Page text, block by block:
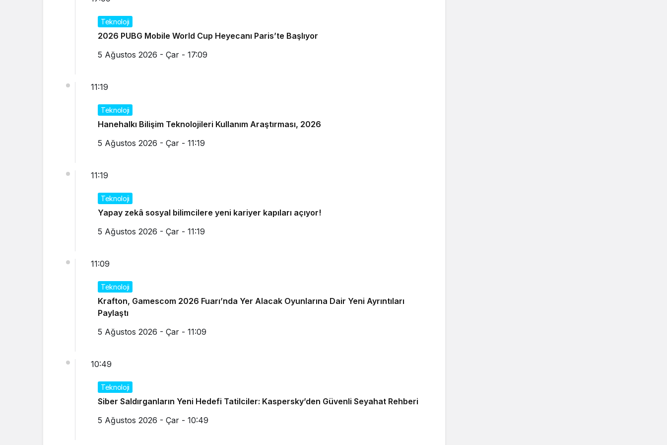
Teknoloji
2026 PUBG Mobile World Cup Heyecanı Paris’te Başlıyor
5 Ağustos 2026 - Çar - 17:09
11:19
Teknoloji
Hanehalkı Bilişim Teknolojileri Kullanım Araştırması, 2026
5 Ağustos 2026 - Çar - 11:19
11:19
Teknoloji
Yapay zekâ sosyal bilimcilere yeni kariyer kapıları açıyor!
5 Ağustos 2026 - Çar - 11:19
11:09
Teknoloji
Krafton, Gamescom 2026 Fuarı’nda Yer Alacak Oyunlarına Dair Yeni Ayrıntıları
Paylaştı
5 Ağustos 2026 - Çar - 11:09
10:49
Teknoloji
Siber Saldırganların Yeni Hedefi Tatilciler: Kaspersky’den Güvenli Seyahat Rehberi
5 Ağustos 2026 - Çar - 10:49